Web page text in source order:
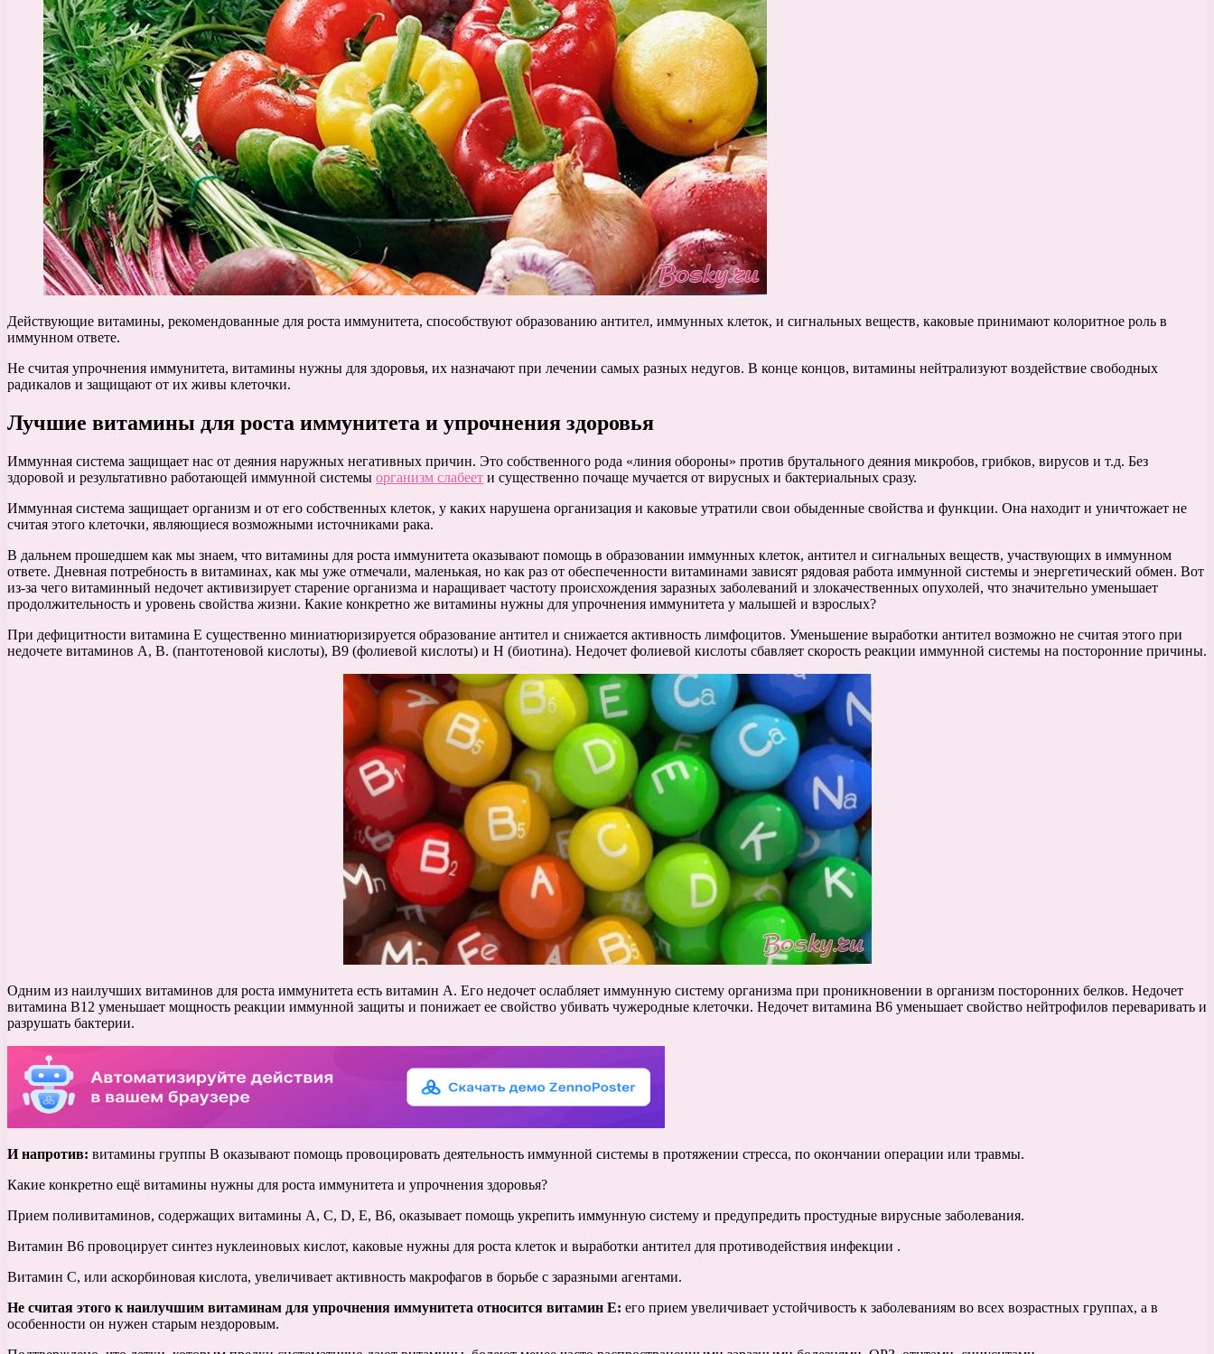
Действующие витамины, рекомендованные для роста иммунитета, способствуют образованию антител, иммунных клеток, и сигнальных веществ, каковые принимают колоритное роль в
иммунном ответе.
Не считая упрочнения иммунитета, витамины нужны для здоровья, их назначают при лечении самых разных недугов. В конце концов, витамины нейтрализуют воздействие свободных
радикалов и защищают от их живы клеточки.
Лучшие витамины для роста иммунитета и упрочнения здоровья
Иммунная система защищает нас от деяния наружных негативных причин. Это собственного рода «линия обороны» против брутального деяния микробов, грибков, вирусов и т.д. Без
здоровой и результативно работающей иммунной системы организм слабеет и существенно почаще мучается от вирусных и бактериальных сразу.
Иммунная система защищает организм и от его собственных клеток, у каких нарушена организация и каковые утратили свои обыденные свойства и функции. Она находит и уничтожает не
считая этого клеточки, являющиеся возможными источниками рака.
В дальнем прошедшем как мы знаем, что витамины для роста иммунитета оказывают помощь в образовании иммунных клеток, антител и сигнальных веществ, участвующих в иммунном
ответе. Дневная потребность в витаминах, как мы уже отмечали, маленькая, но как раз от обеспеченности витаминами зависят рядовая работа иммунной системы и энергетический обмен. Вот
из-за чего витаминный недочет активизирует старение организма и наращивает частоту происхождения заразных заболеваний и злокачественных опухолей, что значительно уменьшает
продолжительность и уровень свойства жизни. Какие конкретно же витамины нужны для упрочнения иммунитета у малышей и взрослых?
При дефицитности витамина Е существенно миниатюризируется образование антител и снижается активность лимфоцитов. Уменьшение выработки антител возможно не считая этого при
недочете витаминов А, В. (пантотеновой кислоты), В9 (фолиевой кислоты) и Н (биотина). Недочет фолиевой кислоты сбавляет скорость реакции иммунной системы на посторонние причины.
Одним из наилучших витаминов для роста иммунитета есть витамин А. Его недочет ослабляет иммунную систему организма при проникновении в организм посторонних белков. Недочет
витамина В12 уменьшает мощность реакции иммунной защиты и понижает ее свойство убивать чужеродные клеточки. Недочет витамина В6 уменьшает свойство нейтрофилов переваривать и
разрушать бактерии.
И напротив: витамины группы В оказывают помощь провоцировать деятельность иммунной системы в протяжении стресса, по окончании операции или травмы.
Какие конкретно ещё витамины нужны для роста иммунитета и упрочнения здоровья?
Прием поливитаминов, содержащих витамины А, С, D, Е, В6, оказывает помощь укрепить иммунную систему и предупредить простудные вирусные заболевания.
Витамин В6 провоцирует синтез нуклеиновых кислот, каковые нужны для роста клеток и выработки антител для противодействия инфекции .
Витамин С, или аскорбиновая кислота, увеличивает активность макрофагов в борьбе с заразными агентами.
Не считая этого к наилучшим витаминам для упрочнения иммунитета относится витамин Е: его прием увеличивает устойчивость к заболеваниям во всех возрастных группах, а в
особенности он нужен старым нездоровым.